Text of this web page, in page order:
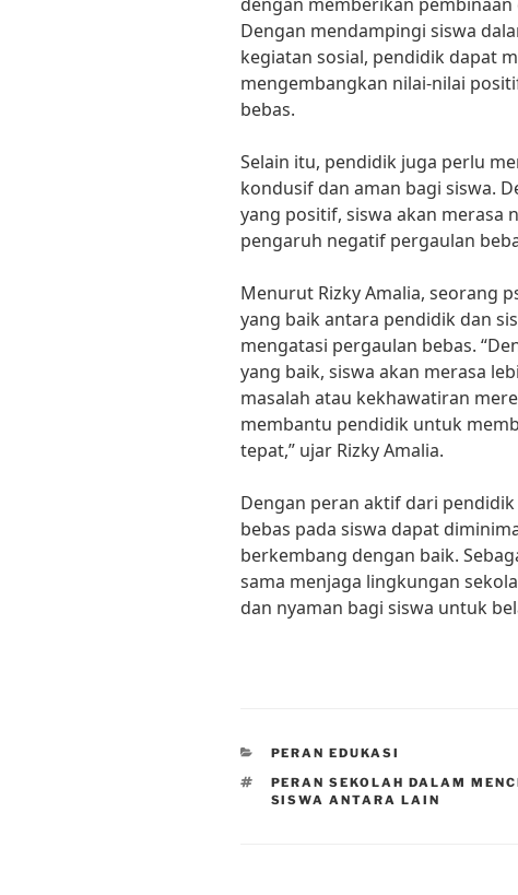
Dengan mendampingi siswa
kegiatan sosial, pendidik dapat
mengembangkan nilai-nilai
bebas.
Selain itu, pendidik juga perlu
kondusif dan aman bagi siswa.
yang positif, siswa akan merasa
pengaruh negatif pergaulan
Menurut Rizky Amalia, seorang
yang baik antara pendidik dan
mengatasi pergaulan bebas.
yang baik, siswa akan merasa
masalah atau kekhawatiran
membantu pendidik untuk
tepat,” ujar Rizky Amalia.
Dengan peran aktif dari
bebas pada siswa dapat
berkembang dengan baik.
sama menjaga lingkungan
dan nyaman bagi siswa untuk
CATEGORIES
PERAN EDUKASI
TAGS
PERAN SEKOLAH DALAM
SISWA ANTARA LAIN